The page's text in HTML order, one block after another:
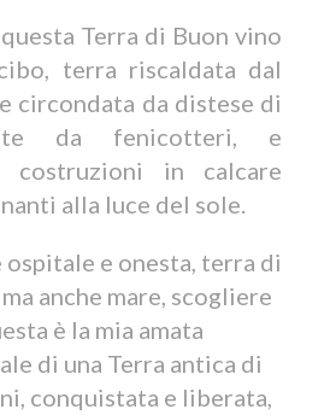
Terra di Buon vino
terra riscaldata dal
circondata da distese di
da fenicotteri, e
costruzioni in calcare
alla luce del sole.
ospitale e onesta, terra di
anche mare, scogliere
è la mia amata
di una Terra antica di
conquistata e liberata,